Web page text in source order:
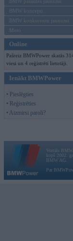
BMW koncepti
BMW konkurentu jaunumi
Moto
Online
Pašreiz BMWPower skatās
viesi un 4 reģistrēti lietotāji.
Ienākt BMWPower
• Pieslēgties
• Reģistrēties
• Aizmirsi paroli?
Vortāls
kopš 2002.
BMW AG.
Par